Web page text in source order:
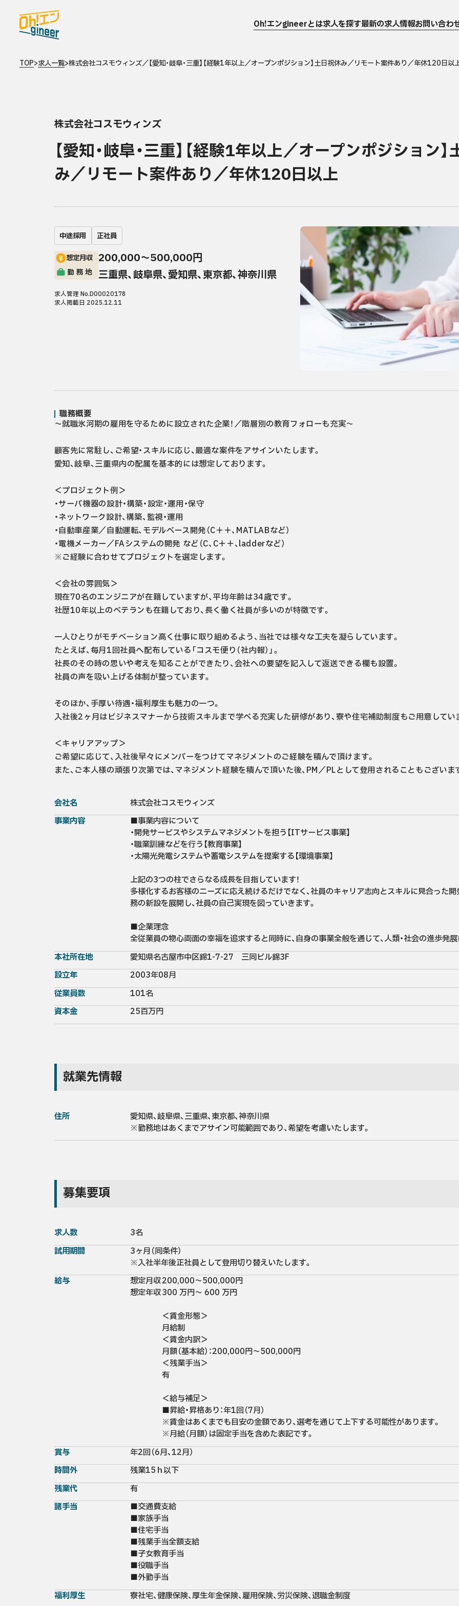
Oh!エンgineerとは求人を探す最新の求人情報お問い合わ
TOPページ
お問い合わせ
中途採用をお考えの企業さまへ
プライバシーポリシー
LINEで転職につ
相談する
TOP>求人一覧>株式会社コスモウィンズ／【愛知・岐阜・三重】【経験1年以上／オープンポジション】土日祝休み／リモート案件あり／年休120日以
株式会社コスモウィンズ
【愛知・岐阜・三重】【経験1年以上／オープンポジション
み／リモート案件あり／年休120日以上
中途採用 正社員
想定月収 200,000〜500,000円
勤務地 三重県、岐阜県、愛知県、東京都、神奈川県
求人管理 No.D00020178
求人掲載日 2025.12.11
職務概要
～就職氷河期の雇用を守るために設立された企業！／階層別の教育フォローも充実～
顧客先に常駐し、ご希望・スキルに応じ、最適な案件をアサインいたします。
愛知、岐阜、三重県内の配属を基本的には想定しております。
＜プロジェクト例＞
・サーバ機器の設計・構築・設定・運用・保守
・ネットワーク設計、構築、監視・運用
・自動車産業／自動運転、モデルベース開発（C＋＋、MATLABなど）
・電機メーカー／FAシステムの開発 など（C、C＋＋、ladderなど）
※ご経験に合わせてプロジェクトを選定します。
＜会社の雰囲気＞
現在70名のエンジニアが在籍していますが、平均年齢は34歳です。
社歴10年以上のベテランも在籍しており、長く働く社員が多いのが特徴です。
一人ひとりがモチベーション高く仕事に取り組めるよう、当社では様々な工夫を凝らしています。
たとえば、毎月1回社員へ配布している「コスモ便り（社内報）」。
社長のその時の思いや考えを知ることができたり、会社への要望を記入して返送できる欄も設置。
社員の声を吸い上げる体制が整っています。
そのほか、手厚い待遇・福利厚生も魅力の一つ。
入社後2ヶ月はビジネスマナーから技術スキルまで学べる充実した研修があり、寮や住宅補助制度もご用意してい
＜キャリアアップ＞
ご希望に応じて、入社後早々にメンバーをつけてマネジメントのご経験を積んで頂けます。
また、ご本人様の頑張り次第では、マネジメント経験を積んで頂いた後、PM／PLとして登用されることもございま
会社名
株式会社コスモウィンズ
事業内容
■事業内容について
・開発サービスやシステムマネジメントを担う【ITサービス事業】
・職業訓練などを行う【教育事業】
・太陽光発電システムや蓄電システムを提案する【環境事業】
上記の3つの柱でさらなる成長を目指しています！
多様化するお客様のニーズに応え続けるだけでなく、社員のキャリア志向とスキルに見合った
務の新設を展開し、社員の自己実現を図っていきます。
■企業理念
全従業員の物心両面の幸福を追求すると同時に、自身の事業全般を通じて、人類・社会の進歩発展
本社所在地
愛知県名古屋市中区錦1-7-27　三同ビル錦3F
設立年
2003年08月
従業員数
101名
資本金
25百万円
就業先情報
住所
愛知県、岐阜県、三重県、東京都、神奈川県
※勤務地はあくまでアサイン可能範囲であり、希望を考慮いたします。
募集要項
求人数
3名
試用期間
3ヶ月（同条件）
※入社半年後正社員として登用切り替えいたします。
給与
想定月収200,000〜500,000円
想定年収300 万円～ 600 万円
＜賃金形態＞
月給制
＜賃金内訳＞
月額（基本給）：200,000円～500,000円
＜残業手当＞
有
＜給与補足＞
■昇給・昇格あり：年1回（7月）
※賃金はあくまでも目安の金額であり、選考を通じて上下する可能性があります。
※月給（月額）は固定手当を含めた表記です。
賞与
年2回（6月、12月）
時間外
残業15ｈ以下
残業代
有
諸手当
■交通費支給
■家族手当
■住宅手当
■残業手当全額支給
■子女教育手当
■役職手当
■外勤手当
福利厚生
寮社宅、健康保険、厚生年金保険、雇用保険、労災保険、退職金制度